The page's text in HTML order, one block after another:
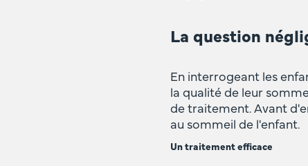
La question
En interrogeant les
la qualité de leur
de traitement. Avant
au sommeil de l'enfant.
Un traitement efficace